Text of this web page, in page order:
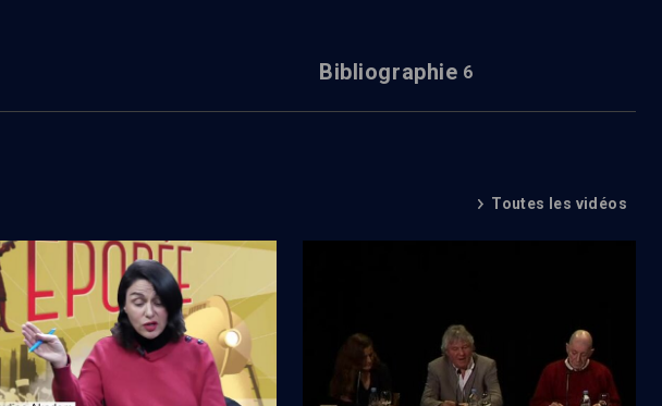
Bibliographie 6
Toutes les vidéos
l'histoire juive